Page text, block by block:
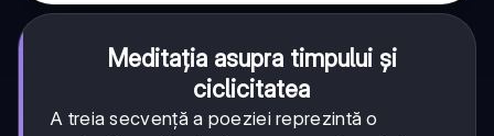
Meditația asupra timpului și
ciclicitatea
A treia secvență a poeziei reprezintă o